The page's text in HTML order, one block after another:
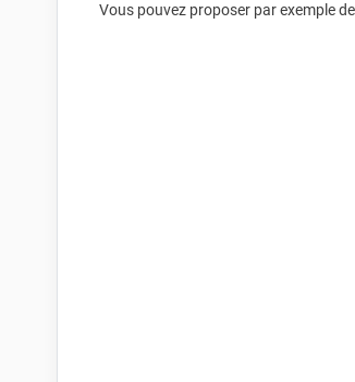
Vous pouvez proposer par exemple